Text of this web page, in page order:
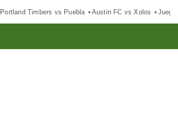
Portland Timbers vs Puebla Austin FC vs Xolos